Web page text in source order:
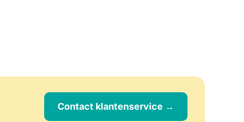
Contact klantenservice →